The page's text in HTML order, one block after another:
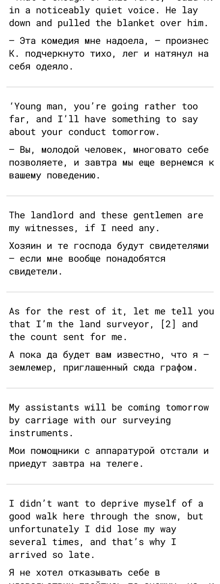
in a noticeably quiet voice. He lay
down and pulled the blanket over him.
— Эта комедия мне надоела, — произнес
К. подчеркнуто тихо, лег и натянул на
себя одеяло.
‘Young man, you’re going rather too
far, and I’ll have something to say
about your conduct tomorrow.
— Вы, молодой человек, многовато себе
позволяете, и завтра мы еще вернемся к
вашему поведению.
The landlord and these gentlemen are
my witnesses, if I need any.
Хозяин и те господа будут свидетелями
— если мне вообще понадобятся
свидетели.
As for the rest of it, let me tell you
that I’m the land surveyor, [2] and
the count sent for me.
А пока да будет вам известно, что я —
землемер, приглашенный сюда графом.
My assistants will be coming tomorrow
by carriage with our surveying
instruments.
Мои помощники с аппаратурой отстали и
приедут завтра на телеге.
I didn’t want to deprive myself of a
good walk here through the snow, but
unfortunately I did lose my way
several times, and that’s why I
arrived so late.
Я не хотел отказывать себе в